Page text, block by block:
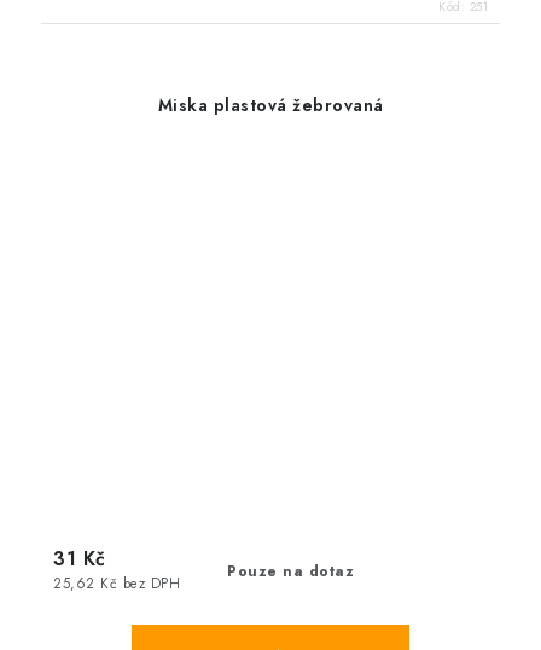
Kód: 251
Miska plastová žebrovaná
Pouze na dotaz
25,62 Kč bez DPH
31 Kč